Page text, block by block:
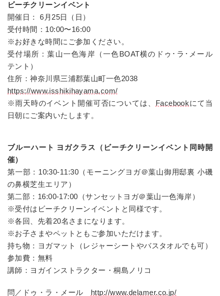
ビーチクリーンイベント
開催日： 6月25日（日）
受付時間：10:00〜16:00
※お好きな時間にご参加ください。
受付場所：葉山一色海岸（一色BOAT横のドゥ･ラ･メール
テント）
住所：神奈川県三浦郡葉山町一色2038
https://www.isshikihayama.com/
※雨天時のイベント開催可否については、 Facebookにて当
日朝にご案内いたします。
ブルーハート ヨガクラス（ビーチクリーンイベント同時開
催）
第一部：10:30-11:30（モーニングヨガ＠葉山御用邸裏 小磯
の鼻横芝生エリア ）
第二部：16:00-17:00（サンセットヨガ＠葉山一色海岸）
※受付はビーチクリーンイベントと同様です。
※各回、先着20名さまになります。
※お子さまやペットともご参加いただけます。
持ち物：ヨガマット（レジャーシートやバスタオルでも可）
参加費：無料
講師：ヨガインストラクター・桐島ノリコ
問／ドゥ・ラ・メール http://www.delamer.co.jp/